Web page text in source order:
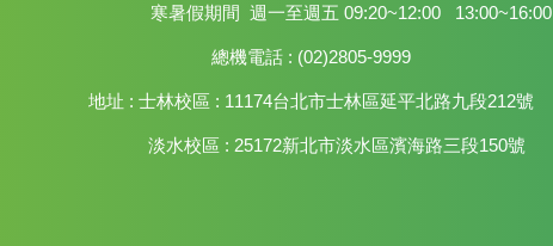
寒暑假期間 週一至週五 09:20~12:00 13:00~16:00
總機電話 : (02)2805-9999
地址 : 士林校區 : 11174台北市士林區延平北路九段212號
淡水校區 : 25172新北市淡水區濱海路三段150號